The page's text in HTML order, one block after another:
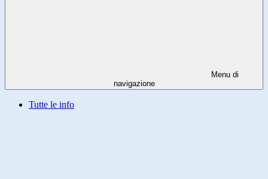
Menu di
navigazione
Tutte le info